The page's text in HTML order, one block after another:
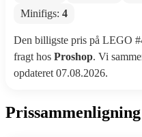
Minifigs: 4
Den billigste pris på LEGO
fragt hos Proshop. Vi
opdateret 07.08.2026.
Prissammenligning